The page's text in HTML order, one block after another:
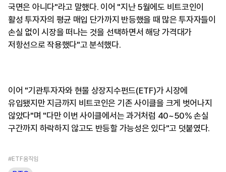
국면은 아니다"라고 말했다. 이어 "지난 5월에도 비트코인이
활성 투자자의 평균 매입 단가까지 반등했을 때 많은 투자자들이
손실 없이 시장을 떠나는 것을 선택하면서 해당 가격대가
저항선으로 작용했다"고 분석했다.
이어 "기관투자자와 현물 상장지수펀드(ETF)가 시장에
유입됐지만 지금까지 비트코인은 기존 사이클을 크게 벗어나지
않았다"며 "다만 이번 사이클에서는 과거처럼 40~50% 손실
구간까지 하락하지 않고도 반등할 가능성은 있다"고 덧붙였다.
#ETF움직임